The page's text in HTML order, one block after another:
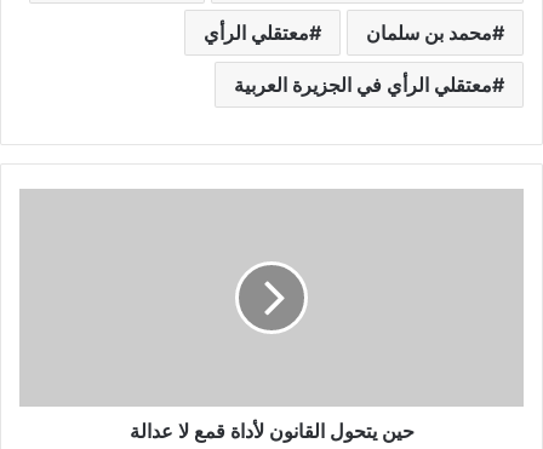
محمد بن سلمان معتقلي الرأي
معتقلي الرأي في الجزيرة العربية
حين يتحول القانون لأداة قمع لا عدالة